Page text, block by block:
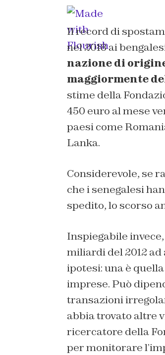
Il record di
nel 2018 ai
nazione di
maggiormente
stime della
450 euro al mese
paesi come
Lanka.
Considerevole, se
che i senegalesi
spedito, lo scorso
Inspiegabile invece,
miliardi del 2012 ad
ipotesi: una è
imprese. Può
transazioni
abbia trovato altre
ricercatore della
per monitorare